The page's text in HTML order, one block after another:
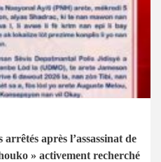
après l’assassinat de
» activement recherché